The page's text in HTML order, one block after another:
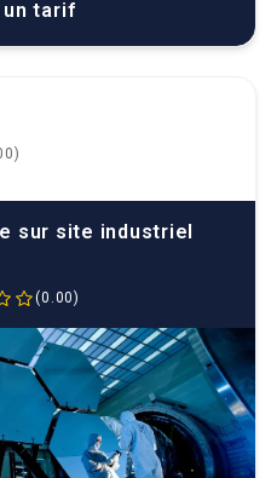
un tarif
sur site industriel
(0.00)